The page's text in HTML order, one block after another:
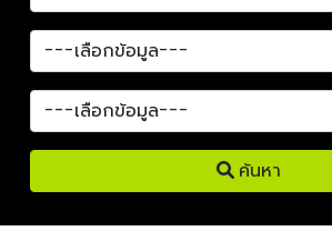
ค้นหา